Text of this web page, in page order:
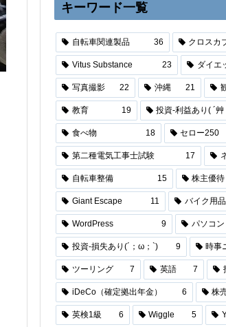
キーワード一覧
自転車関連製品 36 クロスカ
Vitus Substance 23 ダイエ
写真撮影 22 沖縄 21
教育 19 投資-利益あり( ´艸
食べ物 18 セロー250
第二種電気工事士試験 17
自転車整備 15 株主優待
Giant Escape 11 バイク用
WordPress 9 パソコン
投資-損失あり(´；ω；`) 9 時事
ツーリング 7 英語 7
iDeCo（確定拠出年金） 6 株
英検1級 6 Wiggle 5